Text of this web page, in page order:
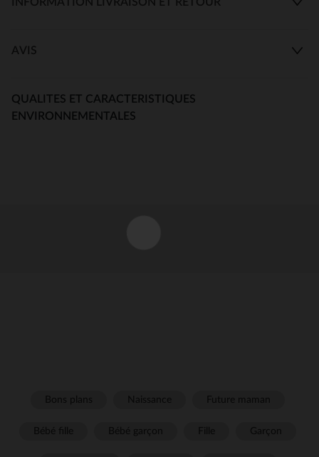
AVIS
QUALITES ET CARACTERISTIQUES
ENVIRONNEMENTALES